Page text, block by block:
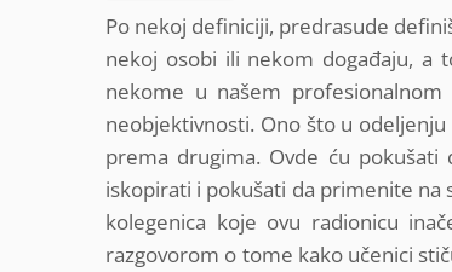
Po nekoj definiciji, predrasude
nekoj osobi ili nekom događaju, a
nekome u našem
neobjektivnosti. Ono što u
prema drugima. Ovde ću
iskopirati i pokušati da primenite na
kolegenica koje ovu radionicu
razgovorom o tome kako učenici